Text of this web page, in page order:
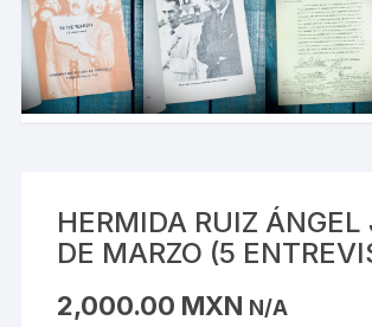
HERMIDA RUIZ ÁNGEL
DE MARZO (5
2,000.00 MXN N/A